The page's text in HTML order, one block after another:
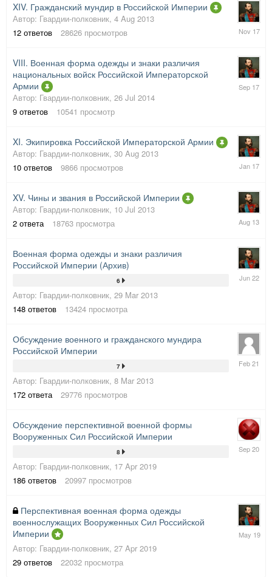
XIV. Гражданский мундир в Российской Империи
Автор: Гвардии-полковник, 4 Aug 2013
12 ответов 28626 просмотров
25
VIII. Военная форма одежды и знаки различия
национальных войск Российской Императорской
Армии
Автор: Гвардии-полковник, 26 Jul 2014
9 ответов 10541 просмотр
16
Sep
XI. Экипировка Российской Императорской Армии
Автор: Гвардии-полковник, 30 Aug 2013
10 ответов 9866 просмотров
4
XV. Чины и звания в Российской Империи
Автор: Гвардии-полковник, 10 Jul 2013
2 ответа 18763 просмотра
3
Aug
Военная форма одежды и знаки различия
Российской Империи (Архив)
6
Автор: Гвардии-полковник, 29 Mar 2013
148 ответов 13424 просмотра
13
Обсуждение военного и гражданского мундира
Российской Империи
7
Автор: Гвардии-полковник, 8 Mar 2013
172 ответа 29776 просмотров
15
Обсуждение перспективной военной формы
Вооруженных Сил Российской Империи
8
Автор: Гвардии-полковник, 17 Apr 2019
186 ответов 20997 просмотров
10
Sep
Перспективная военная форма одежды
военнослужащих Вооруженных Сил Российской
Империи
Автор: Гвардии-полковник, 27 Apr 2019
29 ответов 22032 просмотра
26
May